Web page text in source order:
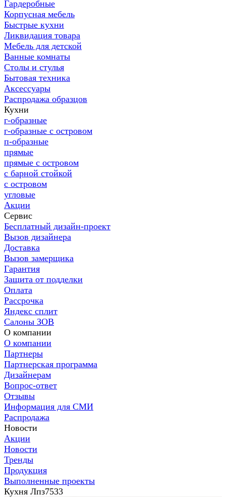
Гардеробные
Корпусная мебель
Быстрые кухни
Ликвидация товара
Мебель для детской
Ванные комнаты
Столы и стулья
Бытовая техника
Аксессуары
Распродажа образцов
Кухни
г-образные
г-образные с островом
п-образные
прямые
прямые с островом
с барной стойкой
с островом
угловые
Акции
Сервис
Бесплатный дизайн-проект
Вызов дизайнера
Доставка
Вызов замерщика
Гарантия
Защита от подделки
Оплата
Рассрочка
Яндекс сплит
Салоны ЗОВ
О компании
О компании
Партнеры
Партнерская программа
Дизайнерам
Вопрос-ответ
Отзывы
Информация для СМИ
Распродажа
Новости
Акции
Новости
Тренды
Продукция
Выполненные проекты
Кухня Лпз7533